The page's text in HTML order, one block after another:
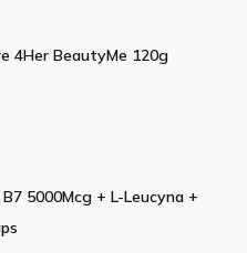
4Her BeautyMe 120g
5000Mcg + L-Leucyna +